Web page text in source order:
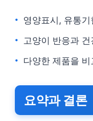
영양표시, 유통
고양이 반응과
다양한 제품을
요약과 결론